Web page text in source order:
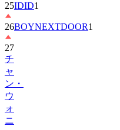
26BOYNEXTDOOR
27
チ
ャ
ン・
ウ
ォ
ニ
ョ
ン